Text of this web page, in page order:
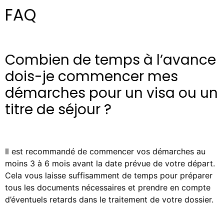
FAQ
Combien de temps à l’avance
dois-je commencer mes
démarches pour un visa ou un
titre de séjour ?
Il est recommandé de commencer vos démarches au
moins 3 à 6 mois avant la date prévue de votre départ.
Cela vous laisse suffisamment de temps pour préparer
tous les documents nécessaires et prendre en compte
d’éventuels retards dans le traitement de votre dossier.